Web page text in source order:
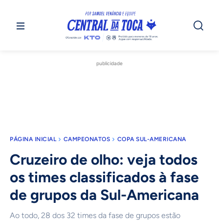
publicidade
PÁGINA INICIAL CAMPEONATOS COPA SUL-AMERICANA
Cruzeiro de olho: veja todos
os times classificados à fase
de grupos da Sul-Americana
Ao todo, 28 dos 32 times da fase de grupos estão